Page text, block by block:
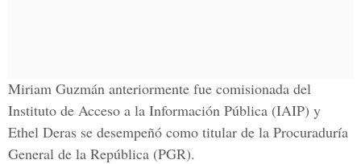
Miriam Guzmán anteriormente fue comisionada del
Instituto de Acceso a la Información Pública (IAIP) y
Ethel Deras se desempeñó como titular de la Procuraduría
General de la República (PGR).